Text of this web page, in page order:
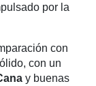
por la
con
con un
y buenas